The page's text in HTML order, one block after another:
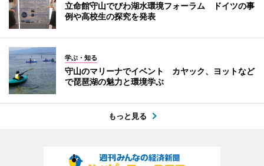
立命館守山でびわ湖水環境フォーラム ドイツの事
例や高校生の探究を発表
学ぶ・知る
守山のマリーナでイベント カヤック、ヨットなど
で琵琶湖の魅力と環境学ぶ
もっと見る